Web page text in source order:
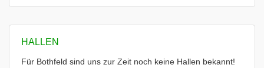
HALLEN
Für Bothfeld sind uns zur Zeit noch keine Hallen bekannt!